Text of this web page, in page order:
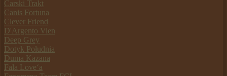
Carski Trakt
Canis Fortuna
Clever Friend
D'Argento Vien
Deep Grey
Dotyk Południa
Duma Kazana
Fala Love‘a